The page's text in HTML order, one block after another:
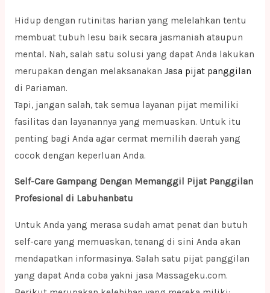
Hidup dengan rutinitas harian yang melelahkan tentu
membuat tubuh lesu baik secara jasmaniah ataupun
mental. Nah, salah satu solusi yang dapat Anda lakukan
merupakan dengan melaksanakan Jasa pijat panggilan
di Pariaman.
Tapi, jangan salah, tak semua layanan pijat memiliki
fasilitas dan layanannya yang memuaskan. Untuk itu
penting bagi Anda agar cermat memilih daerah yang
cocok dengan keperluan Anda.
Self-Care Gampang Dengan Memanggil Pijat Panggilan
Profesional di Labuhanbatu
Untuk Anda yang merasa sudah amat penat dan butuh
self-care yang memuaskan, tenang di sini Anda akan
mendapatkan informasinya. Salah satu pijat panggilan
yang dapat Anda coba yakni jasa Massageku.com.